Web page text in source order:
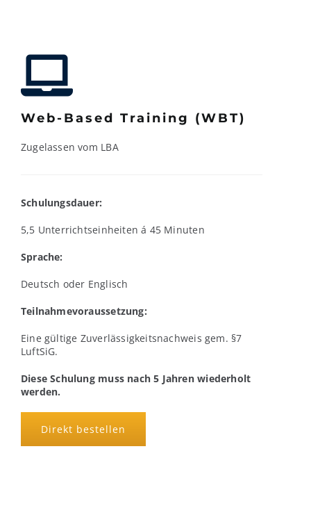
Web-Based Training (WBT)
Zugelassen vom LBA
Schulungsdauer:
5,5 Unterrichtseinheiten á 45 Minuten
Sprache:
Deutsch oder Englisch
Teilnahmevoraussetzung:
Eine gültige Zuverlässigkeitsnachweis gem. §7
LuftSiG.
Diese Schulung muss nach 5 Jahren wiederholt
werden.
Direkt bestellen